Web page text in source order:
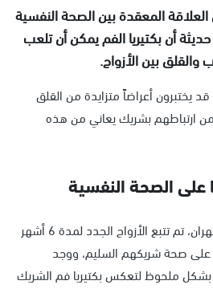
المعقدة بين الصحة النفسية
أن بكتيريا الفم يمكن أن تلعب
بين الأزواج.
يختبرون أعراضاً متزايدة من القلق
أشهر فقط من ارتباطهم بشريك يعاني من هذه
على الصحة النفسية
وفقاً لدراسة أجرتها جامعة طهران، تم تتبع الأزواج الجدد لمدة 6 أشهر
على صحة شريكهم السليم، ووجد
بشكل ملحوظ لتعكس بكتيريا فم الشريك